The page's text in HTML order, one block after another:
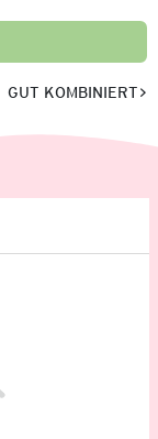
GUT KOMBINIERT